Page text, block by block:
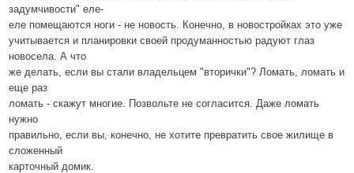
задумчивости" еле-
еле помещаются ноги - не новость. Конечно, в новостройках это уже
учитывается и планировки своей продуманностью радуют глаз
новосела. А что
же делать, если вы стали владельцем "вторички"? Ломать, ломать и
еще раз
ломать - скажут многие. Позвольте не согласится. Даже ломать
нужно
правильно, если вы, конечно, не хотите превратить свое жилище в
сложенный
карточный домик.